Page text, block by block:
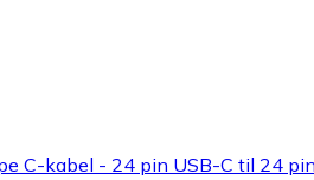
C-kabel - 24 pin USB-C til 24